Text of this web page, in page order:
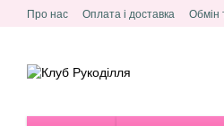
Перейти до основного контенту
Про нас Оплата і доставка Обмін